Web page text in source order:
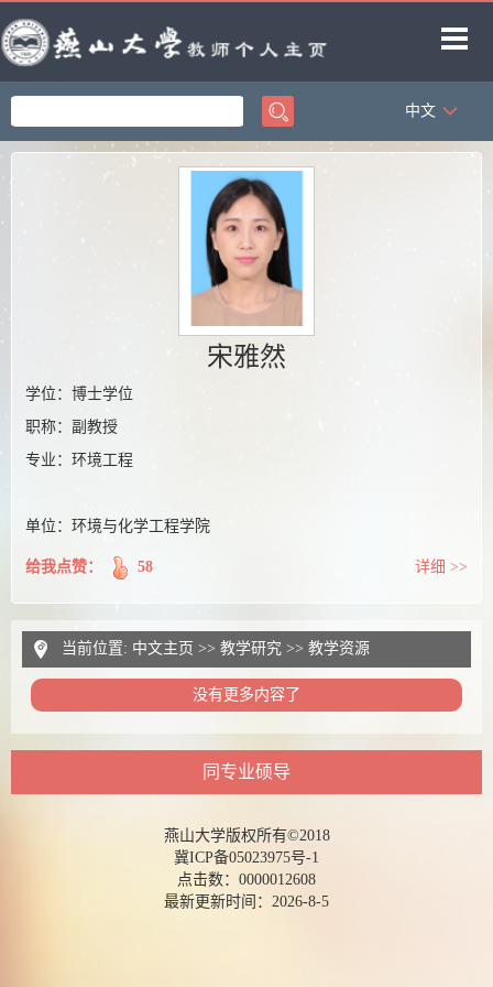
首页
科学研究
中文
宋雅然
学位：博士学位
职称：副教授
专业：环境工程
单位：环境与化学工程学院
给我点赞： 58 详细 >>
当前位置: 中文主页 >> 教学研究 >> 教学资源
没有更多内容了
同专业硕导
燕山大学版权所有©2018
冀ICP备05023975号-1
点击数： 0000012608
最新更新时间： 2026-8-5